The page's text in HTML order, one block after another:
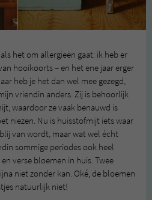
het om allergieën gaat: ik heb er
hooikoorts – en het ene jaar erger
heb je het dan wel mee gezegd,
vriendin anders. Zij is behoorlijk
waardoor ze vaak benauwd is
niezen. Nu is huisstofmijt iets waar
van wordt, maar wat wel écht
sommige periodes ook heel
verse bloemen in huis. Twee
niet zonder kan. Oké, de bloemen
natuurlijk niet!